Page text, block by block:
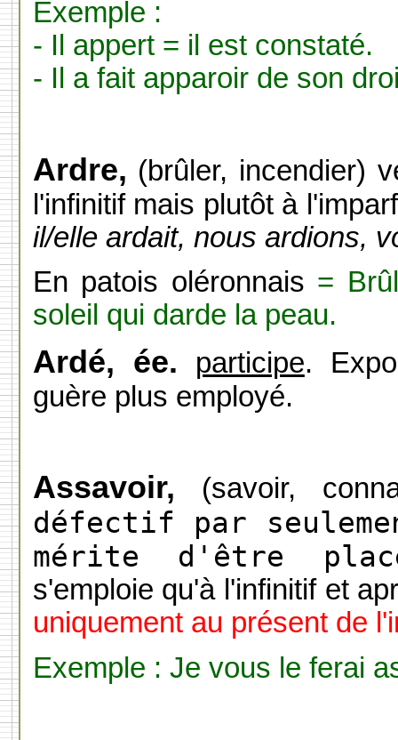
Exemple :
- Il appert = il est constaté.
- Il a fait apparoir de son
Ardre, (brûler, incendier)
l'infinitif mais plutôt à
il/elle ardait, nous ardions,
En patois oléronnais =
soleil qui darde la peau.
Ardé, ée. participe.
guère plus employé.
Assavoir, (savoir,
défectif par
mérite d'être
s'emploie qu'à l'infinitif et
uniquement au présent de
Exemple : Je vous le ferai